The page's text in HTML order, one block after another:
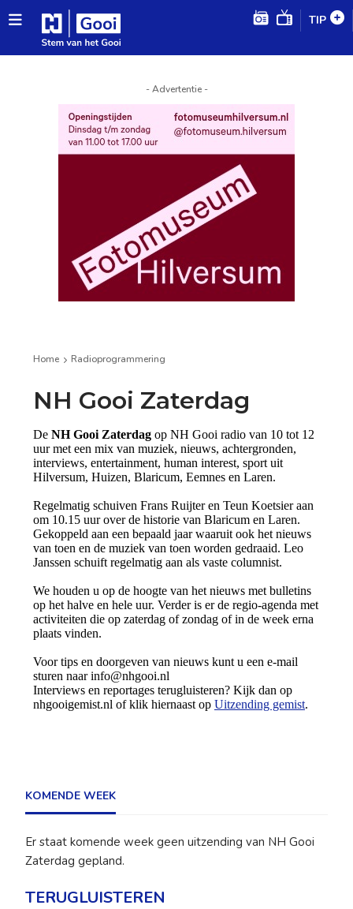
TIP
- Advertentie -
Home Radioprogrammering
NH Gooi Zaterdag
De NH Gooi Zaterdag op NH Gooi radio van 10 tot 12
uur met een mix van muziek, nieuws, achtergronden,
interviews, entertainment, human interest, sport uit
Hilversum, Huizen, Blaricum, Eemnes en Laren.
Regelmatig schuiven Frans Ruijter en Teun Koetsier aan
om 10.15 uur over de historie van Blaricum en Laren.
Gekoppeld aan een bepaald jaar waaruit ook het nieuws
van toen en de muziek van toen worden gedraaid. Leo
Janssen schuift regelmatig aan als vaste columnist.
We houden u op de hoogte van het nieuws met bulletins
op het halve en hele uur. Verder is er de regio-agenda met
activiteiten die op zaterdag of zondag of in de week erna
plaats vinden.
Voor tips en doorgeven van nieuws kunt u een e-mail
sturen naar info@nhgooi.nl
Interviews en reportages terugluisteren? Kijk dan op
nhgooigemist.nl of klik hiernaast op Uitzending gemist.
KOMENDE WEEK
Er staat komende week geen uitzending van NH Gooi
Zaterdag gepland.
TERUGLUISTEREN